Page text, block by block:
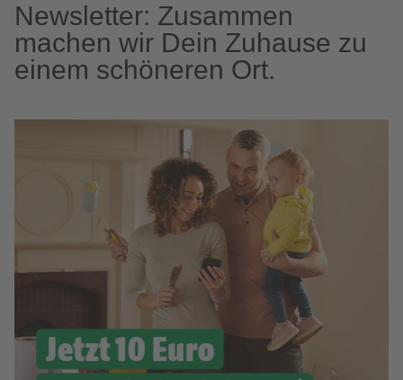
Newsletter: Zusammen
machen wir Dein Zuhause zu
einem schöneren Ort.